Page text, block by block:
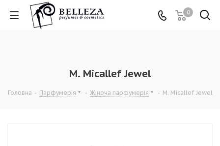
0
M. Micallef Jewel
Головна - Парфумерія - Жіноча парфумерія - M. Micallef Jewel